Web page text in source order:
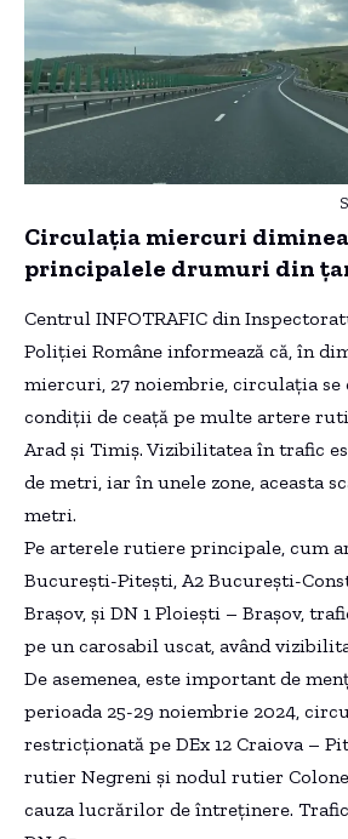
Circulația miercuri
principalele drumuri din
Centrul INFOTRAFIC din
Poliţiei Române informează că, în
miercuri, 27 noiembrie, circulația se
condiții de ceață pe multe artere
Arad și Timiș. Vizibilitatea în trafic
de metri, iar în unele zone, aceasta
metri.
Pe arterele rutiere principale, cum
București-Pitești, A2 București-
Brașov, și DN 1 Ploiești – Brașov,
pe un carosabil uscat, având
De asemenea, este important de
perioada 25-29 noiembrie 2024,
restricționată pe DEx 12 Craiova –
rutier Negreni și nodul rutier
cauza lucrărilor de întreținere.